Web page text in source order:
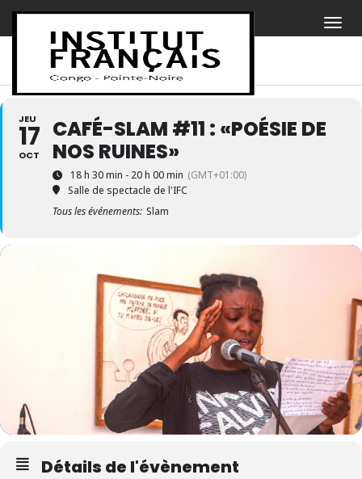
JEU
17
OCT
CAFÉ-SLAM #11 : «POÉSIE DE
NOS RUINES»
18 h 30 min - 20 h 00 min (GMT+01:00)
Salle de spectacle de l'IFC
Tous les événements: Slam
Détails de l'évènement